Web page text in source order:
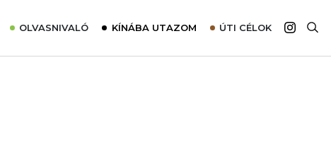
OLVASNIVALÓ KÍNÁBA UTAZOM ÚTI CÉLOK